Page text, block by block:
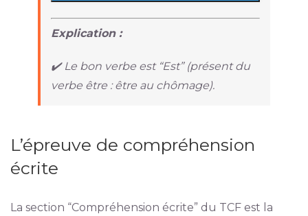
Explication :
✔️ Le bon verbe est “Est” (présent du
verbe être : être au chômage).
L’épreuve de compréhension
écrite
La section “Compréhension écrite” du TCF est la